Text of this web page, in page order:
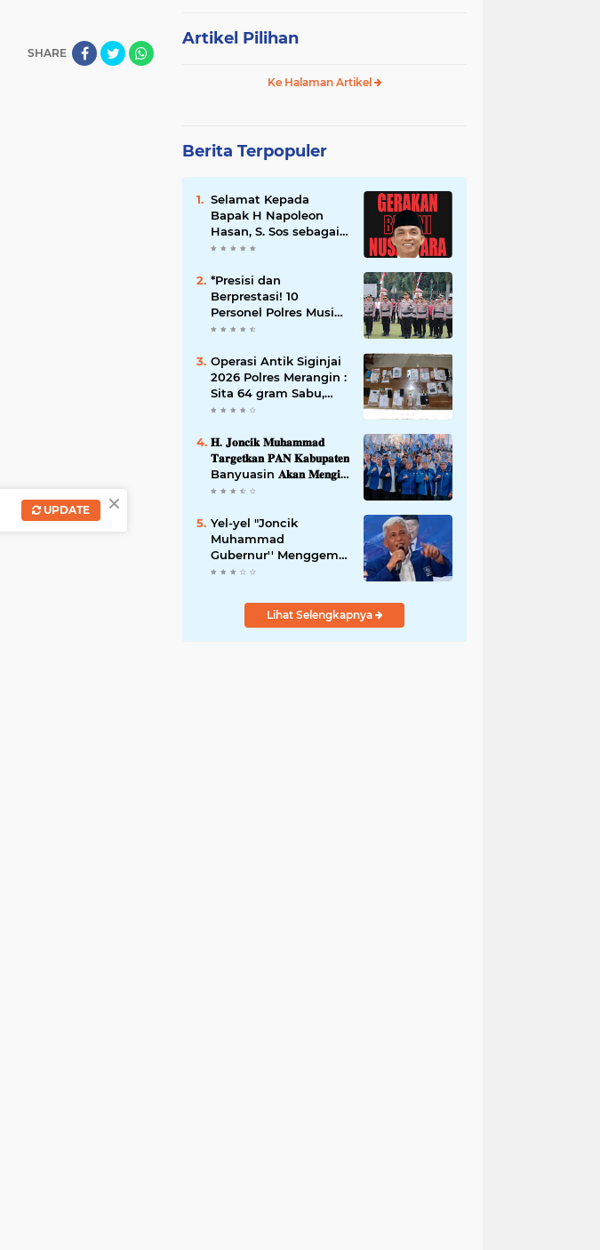
SHARE
Artikel Pilihan
Ke Halaman Artikel
Berita Terpopuler
Selamat Kepada
Bapak H Napoleon
Hasan, S. Sos sebagai
Ketua DPD G. BRAN
*Presisi dan
Berprestasi! 10
Personel Polres Musi
Rawas Raih
Bergengsi dari
Kapolda Sumsel*
Operasi Antik Siginjai
2026 Polres Merangin :
Sita 64 gram Sabu,
42,46 gram Ganja, 5
Amankan 21 Orang
Tersangka
𝐇. 𝐉𝐨𝐧𝐜𝐢𝐤 𝐌𝐮𝐡𝐚𝐦𝐦𝐚𝐝
𝐓𝐚𝐫𝐠𝐞𝐭𝐤𝐚𝐧 𝐏𝐀𝐍 𝐊𝐚𝐛𝐮𝐩𝐚𝐭𝐞𝐧
Banyuasin 𝐀𝐤𝐚𝐧 𝐌𝐞𝐧𝐠𝐢𝐬𝐢
𝐊𝐮𝐫𝐬𝐢 𝐃𝐞𝐰𝐚𝐧 𝐃𝐚𝐫𝐢 𝐓𝐢𝐧𝐠𝐤𝐚𝐭
𝐑𝐈
Yel-yel "Joncik
Muhammad
Gubernur'' Menggems
di Seantero Sumsel
Lihat Selengkapnya
×
UPDATE